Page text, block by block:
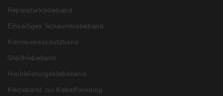
Reparaturklebeband
Einseitiges Schaumklebeband
Korrosionsschutzband
Gleitklebeband
Hochleistungsklebeband
Klebeband zur Kabelfixierung